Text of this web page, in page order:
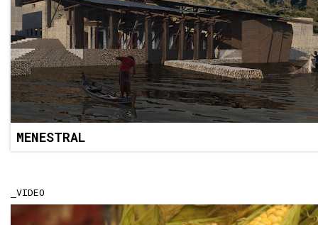
MENESTRAL
VIDEO